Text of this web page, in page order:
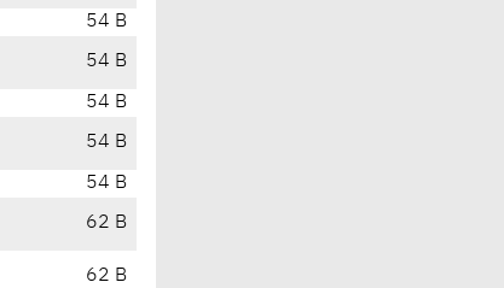
54 B
54 B
54 B
54 B
54 B
62 B
62 B